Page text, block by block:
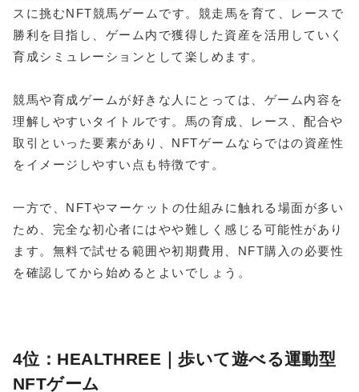
スに挑むNFT競馬ゲームです。競走馬を育て、レースで
勝利を目指し、ゲーム内で獲得した資産を活用していく
育成シミュレーションとして楽しめます。
競馬や育成ゲームが好きな人にとっては、ゲーム内容を
理解しやすいタイトルです。馬の育成、レース、配合や
取引といった要素があり、NFTゲームならではの資産性
をイメージしやすい点も特徴です。
一方で、NFTやマーケットの仕組みに触れる場面が多い
ため、完全な初心者にはやや難しく感じる可能性があり
ます。無料で試せる範囲や初期費用、NFT購入の必要性
を確認してから始めるとよいでしょう。
4位：HEALTHREE｜歩いて遊べる運動型
NFTゲーム